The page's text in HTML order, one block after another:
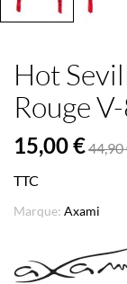
Hot
Rouge
15,00 €44,90
TTC
Marque: Axami